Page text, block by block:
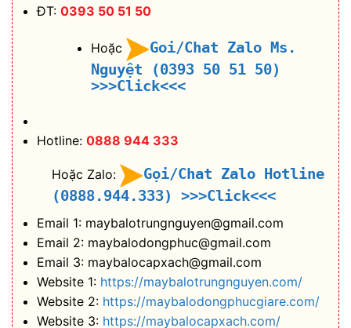
ĐT: 0393 50 51 50
Hoặc
Goi/Chat Zalo Ms.
Nguyệt (0393 50 51 50)
>>>Click<<<
Hotline: 0888 944 333
Hoặc Zalo:
Gọi/Chat Zalo Hotline
(0888.944.333)
>>>Click<<<
Email 1: maybalotrungnguyen@gmail.com
Email 2: maybalodongphuc@gmail.com
Email 3: maybalocapxach@gmail.com
Website 1: https://maybalotrungnguyen.com/
Website 2: https://maybalodongphucgiare.com/
Website 3: https://maybalocapxach.com/